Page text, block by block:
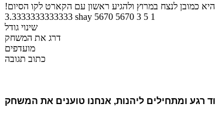
כמובן לנצח במרוץ ולהגיע ראשון עם הקארט לקו הסיום!
3.3333333333333 shay 5670 5670 3 5 1
שינוי גודל
דרג את המשחק
מועדפים
כתוב תגובה
רגע ומתחילים ליהנות, אנחנו טוענים את המשחק